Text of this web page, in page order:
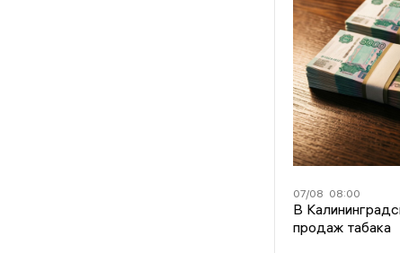
07/08 08:00
В
продаж табака